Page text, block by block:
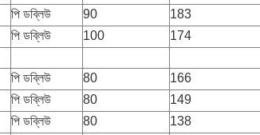
পি ডব্লিউ 90 183
পি ডব্লিউ 100 174
পি ডব্লিউ 80 166
পি ডব্লিউ 80 149
পি ডব্লিউ 80 138